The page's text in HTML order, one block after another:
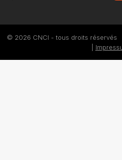
© 2026 CNCI - tous droits réservés